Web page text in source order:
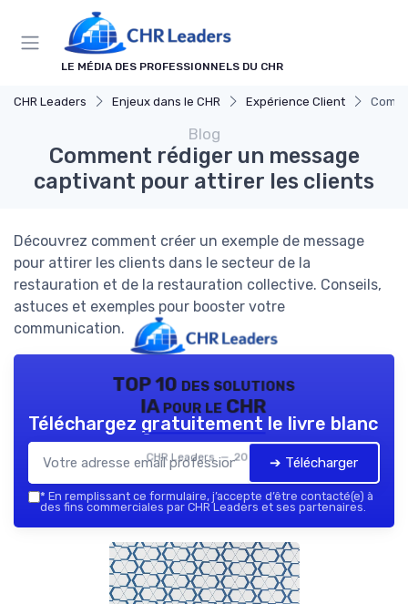
LE MÉDIA DES PROFESSIONNELS DU CHR
CHR Leaders Enjeux dans le CHR Expérience Client
Blog
Comment rédiger un message
captivant pour attirer les clients
Découvrez comment créer un exemple de message
pour attirer les clients dans le secteur de la
restauration et de la restauration collective. Conseils,
astuces et exemples pour booster votre
communication.
TOP 10 des solutions
IA pour le CHR
CHR Leaders — 2026
Téléchargez gratuitement le livre blanc
➔ Télécharger
* En remplissant ce formulaire, j’accepte d’être contacté(e) à
des fins commerciales par CHR Leaders et ses partenaires.
Panneau de gestion des cookies